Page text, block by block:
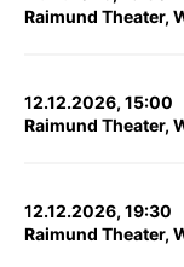
Raimund Theater,
12.12.2026, 15:00
Raimund Theater,
12.12.2026, 19:30
Raimund Theater,